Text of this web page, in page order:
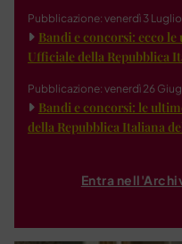
Pubblicazione: venerdì 3
Bandi e concorsi: ecco
Ufficiale della Repubblica
Pubblicazione: venerdì 26
Bandi e concorsi: le
della Repubblica Italiana
Entra